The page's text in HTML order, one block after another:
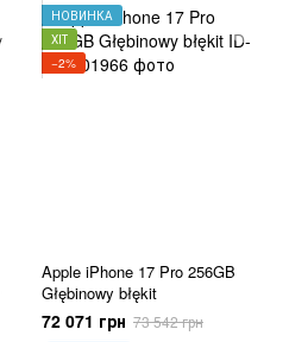
НОВИНКА
ХІТ
−2%
Apple iPhone 17 Pro 256GB
Głębinowy błękit
72 071 грн 73 542 грн